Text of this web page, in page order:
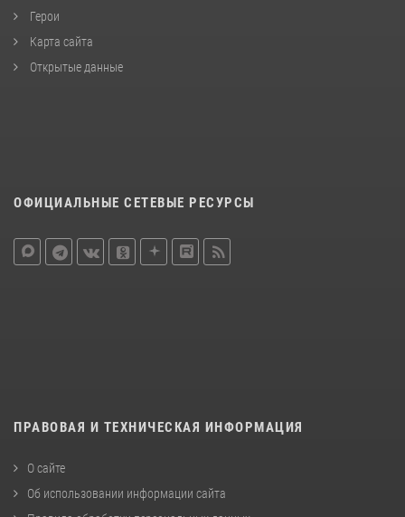
Герои
Карта сайта
Открытые данные
ОФИЦИАЛЬНЫЕ СЕТЕВЫЕ РЕСУРСЫ
ПРАВОВАЯ И ТЕХНИЧЕСКАЯ ИНФОРМАЦИЯ
О сайте
Об использовании информации сайта